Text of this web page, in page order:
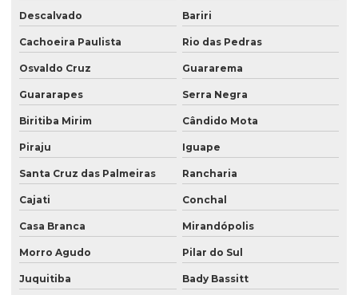
Descalvado Bariri
Cachoeira Paulista Rio das Pedras
Osvaldo Cruz Guararema
Guararapes Serra Negra
Biritiba Mirim Cândido Mota
Piraju Iguape
Santa Cruz das Palmeiras Rancharia
Cajati Conchal
Casa Branca Mirandópolis
Morro Agudo Pilar do Sul
Juquitiba Bady Bassitt